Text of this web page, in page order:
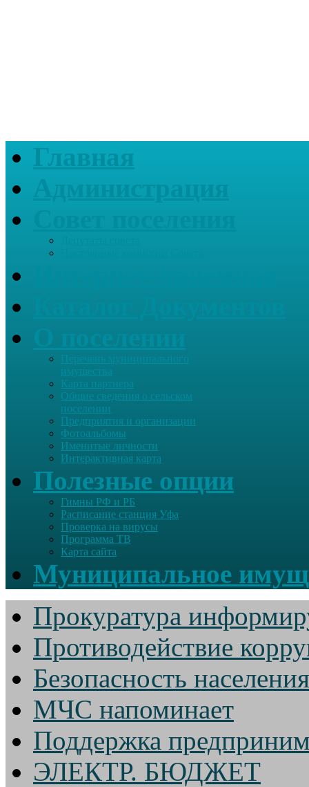
Главная
Перечень муниципального
имущества
Карта партнера
Общие сведения о сельском
поселении
Предприятия и организации
Фотоальбомы
Именитые личности
Интерактивная карта
Полезные опции
Гимны РФ и РБ
Расписание станция Уфа
Проверка на вирусы
Программа ТВ
Карта сайта
Муниципальное
Прокуратура
Противодействие
Безопасность населения
МЧС напоминает
Поддержка
ЭЛЕКТР. БЮДЖЕТ